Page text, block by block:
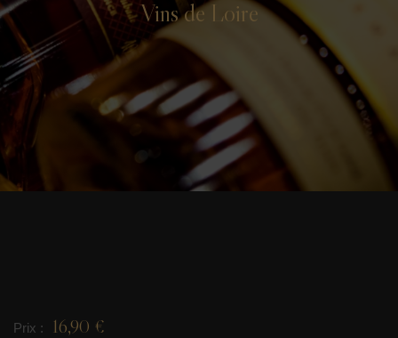
Vins de Loire
Prix : 16,90 €